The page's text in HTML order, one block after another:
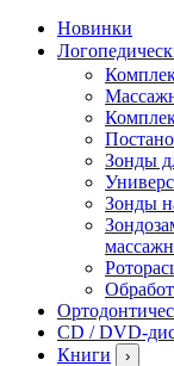
Новинки
Зонды
Зонды
CD / DVD-
Книги
›